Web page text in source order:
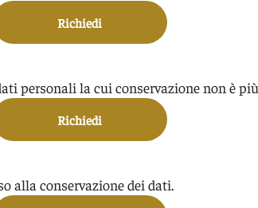
Richiedi
personali la cui conservazione non è
Richiedi
alla conservazione dei dati.